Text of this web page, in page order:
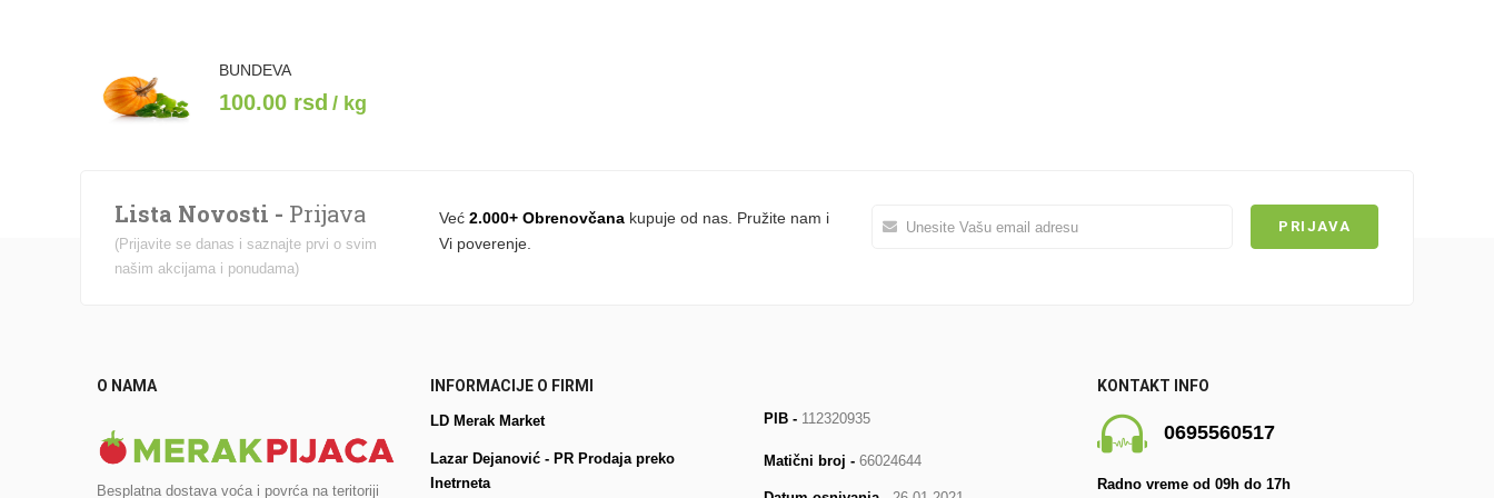
BUNDEVA
100.00 rsd / kg
Lista Novosti - Prijava
(Prijavite se danas i saznajte prvi o svim
našim akcijama i ponudama)
Već 2.000+ Obrenovčana kupuje od nas. Pružite nam i
Vi poverenje.
O NAMA
Besplatna dostava voća i povrća na teritoriji
INFORMACIJE O FIRMI
LD Merak Market
Lazar Dejanović - PR Prodaja preko
Inetrneta
PIB - 112320935
Matični broj - 66024644
KONTAKT INFO
0695560517
Radno vreme od 09h do 17h